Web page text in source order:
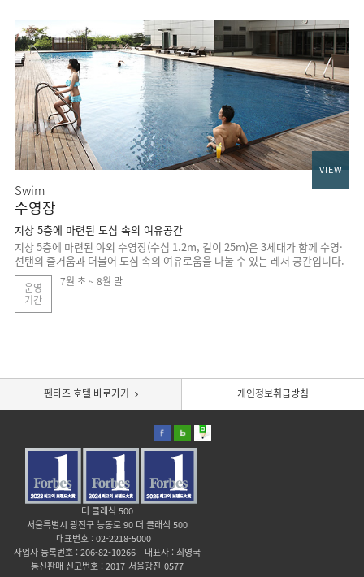
VIEW
Swim
수영장
지상 5층에 마련된 도심 속의 여유공간
지상 5층에 마련된 야외 수영장(수심 1.2m, 길이 25m)은 3세대가 함께 수영·
선탠의 즐거움과 더불어 도심 속의 여유로움을 나눌 수 있는 레저 공간입니다.
운영
기간
7월 초 ~ 8월 말
펜타즈 호텔 바로가기 개인정보취급방침
더 클래식 500
서울특별시 광진구 능동로 90 더 클래식 500
대표번호 : 02-2218-5000
사업자 등록번호 : 206-82-10266
대표자 : 최영국
통신판매 신고번호 : 2017-서울광진-0577